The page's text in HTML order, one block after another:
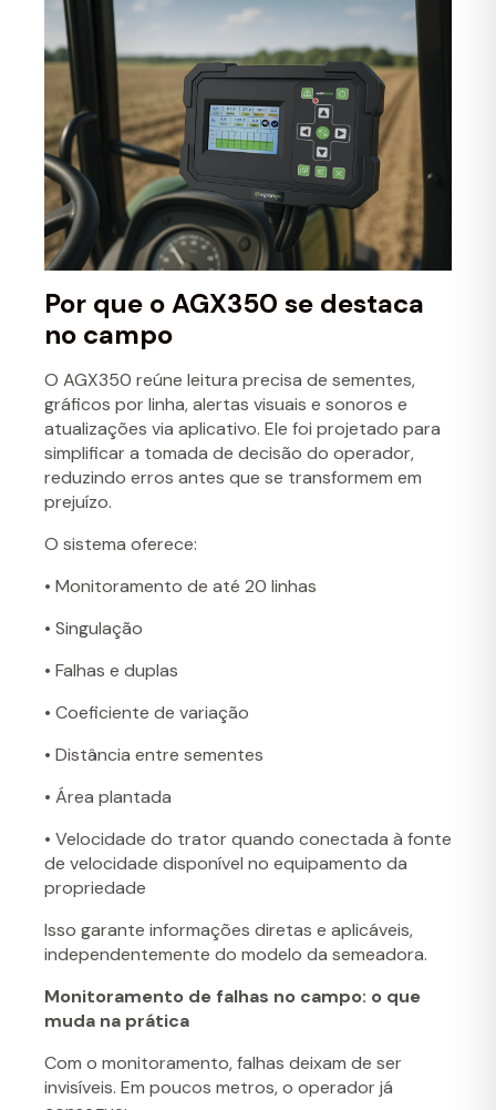
Por que o AGX350 se destaca
no campo
O AGX350 reúne leitura precisa de sementes,
gráficos por linha, alertas visuais e sonoros e
atualizações via aplicativo. Ele foi projetado para
simplificar a tomada de decisão do operador,
reduzindo erros antes que se transformem em
prejuízo.
O sistema oferece:
• Monitoramento de até 20 linhas
• Singulação
• Falhas e duplas
• Coeficiente de variação
• Distância entre sementes
• Área plantada
• Velocidade do trator quando conectada à fonte
de velocidade disponível no equipamento da
propriedade
Isso garante informações diretas e aplicáveis,
independentemente do modelo da semeadora.
Monitoramento de falhas no campo: o que
muda na prática
Com o monitoramento, falhas deixam de ser
invisíveis. Em poucos metros, o operador já